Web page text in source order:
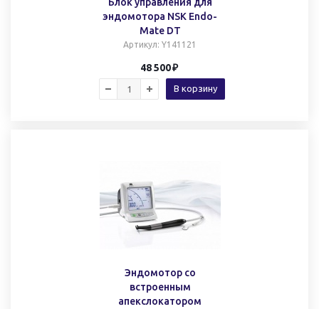
эндомотора NSK Endo-
Mate DT
Артикул: Y141121
48 500
В корзину
Эндомотор со
встроенным
апекслокатором